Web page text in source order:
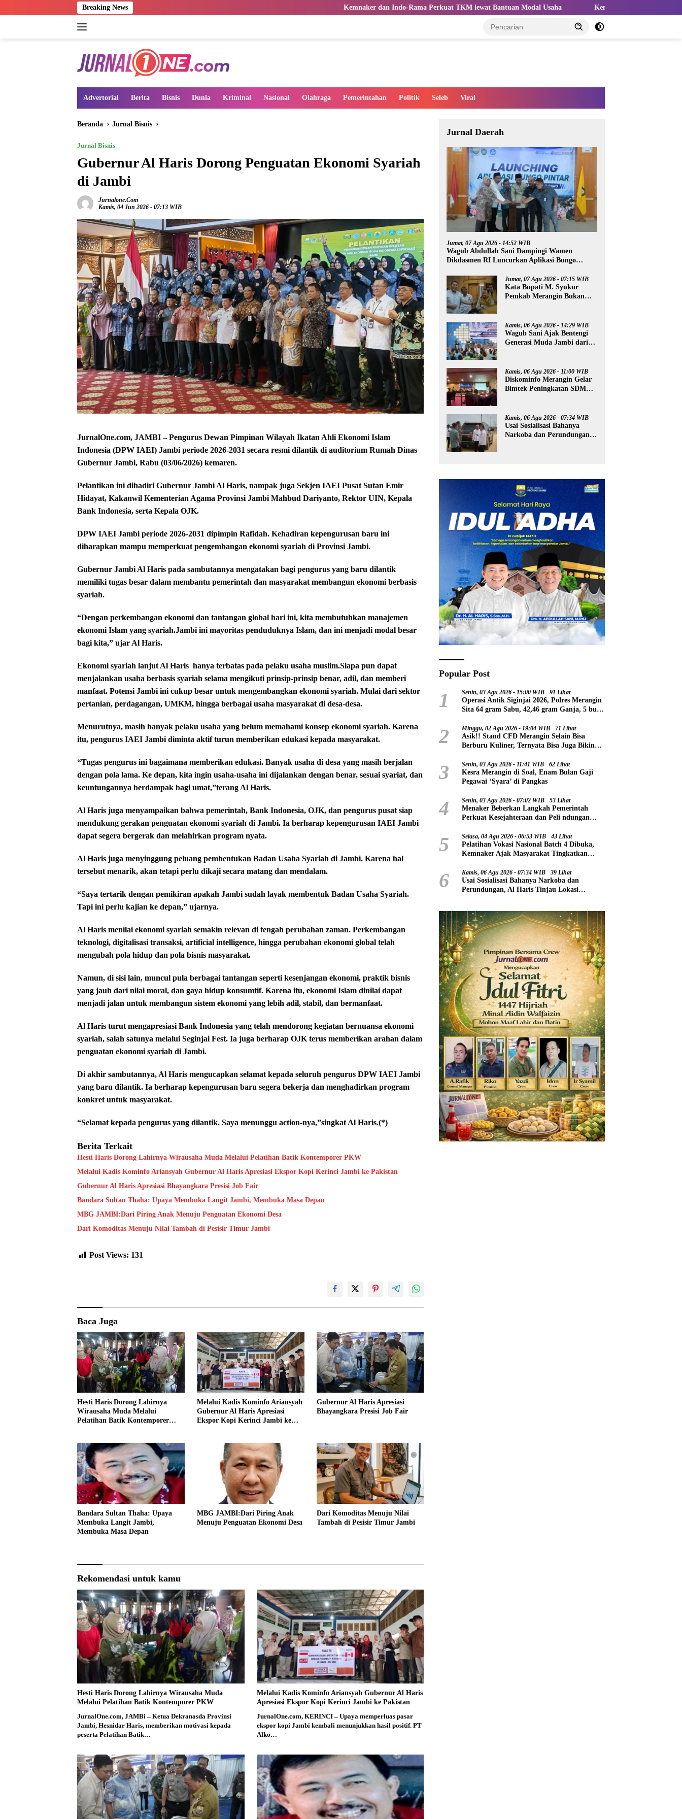
ke
Breaking News Kemnaker dan Indo-Rama Perkuat TKM lewat Bantuan Modal Usaha Kemnaker Sesuaikan Regulasi Ketenagakerjaan
Advertorial Berita Bisnis Dunia Kriminal Nasional Olahraga Pemerintahan Politik Seleb Viral
Beranda Jurnal Bisnis
Jurnal Bisnis
Gubernur Al Haris Dorong Penguatan Ekonomi Syariah
di Jambi
Jurnalone.com
Kamis, 04 Jun 2026 - 07:13 WIB
JurnalOne.com, JAMBI – Pengurus Dewan Pimpinan Wilayah Ikatan Ahli Ekonomi Islam
Indonesia (DPW IAEI) Jambi periode 2026-2031 secara resmi dilantik di auditorium Rumah Dinas
Gubernur Jambi, Rabu (03/06/2026) kemaren.
Pelantikan ini dihadiri Gubernur Jambi Al Haris, nampak juga Sekjen IAEI Pusat Sutan Emir
Hidayat, Kakanwil Kementerian Agama Provinsi Jambi Mahbud Dariyanto, Rektor UIN, Kepala
Bank Indonesia, serta Kepala OJK.
DPW IAEI Jambi periode 2026-2031 dipimpin Rafidah. Kehadiran kepengurusan baru ini
diharapkan mampu memperkuat pengembangan ekonomi syariah di Provinsi Jambi.
Gubernur Jambi Al Haris pada sambutannya mengatakan bagi pengurus yang baru dilantik
memiliki tugas besar dalam membantu pemerintah dan masyarakat membangun ekonomi berbasis
syariah.
“Dengan perkembangan ekonomi dan tantangan global hari ini, kita membutuhkan manajemen
ekonomi Islam yang syariah.Jambi ini mayoritas penduduknya Islam, dan ini menjadi modal besar
bagi kita,” ujar Al Haris.
Ekonomi syariah lanjut Al Haris hanya terbatas pada pelaku usaha muslim.Siapa pun dapat
menjalankan usaha berbasis syariah selama mengikuti prinsip-prinsip benar, adil, dan memberi
manfaat. Potensi Jambi ini cukup besar untuk mengembangkan ekonomi syariah. Mulai dari sektor
pertanian, perdagangan, UMKM, hingga berbagai usaha masyarakat di desa-desa.
Menurutnya, masih banyak pelaku usaha yang belum memahami konsep ekonomi syariah. Karena
itu, pengurus IAEI Jambi diminta aktif turun memberikan edukasi kepada masyarakat.
“Tugas pengurus ini bagaimana memberikan edukasi. Banyak usaha di desa yang masih berjalan
dengan pola lama. Ke depan, kita ingin usaha-usaha ini dijalankan dengan benar, sesuai syariat, dan
keuntungannya berdampak bagi umat,”terang Al Haris.
Al Haris juga menyampaikan bahwa pemerintah, Bank Indonesia, OJK, dan pengurus pusat siap
mendukung gerakan penguatan ekonomi syariah di Jambi. Ia berharap kepengurusan IAEI Jambi
dapat segera bergerak dan melahirkan program nyata.
Al Haris juga menyinggung peluang pembentukan Badan Usaha Syariah di Jambi. Karena hal
tersebut menarik, akan tetapi perlu dikaji secara matang dan mendalam.
“Saya tertarik dengan pemikiran apakah Jambi sudah layak membentuk Badan Usaha Syariah.
Tapi ini perlu kajian ke depan,” ujarnya.
Al Haris menilai ekonomi syariah semakin relevan di tengah perubahan zaman. Perkembangan
teknologi, digitalisasi transaksi, artificial intelligence, hingga perubahan ekonomi global telah
mengubah pola hidup dan pola bisnis masyarakat.
Namun, di sisi lain, muncul pula berbagai tantangan seperti kesenjangan ekonomi, praktik bisnis
yang jauh dari nilai moral, dan gaya hidup konsumtif. Karena itu, ekonomi Islam dinilai dapat
menjadi jalan untuk membangun sistem ekonomi yang lebih adil, stabil, dan bermanfaat.
Al Haris turut mengapresiasi Bank Indonesia yang telah mendorong kegiatan bernuansa ekonomi
syariah, salah satunya melalui Seginjai Fest. Ia juga berharap OJK terus memberikan arahan dalam
penguatan ekonomi syariah di Jambi.
Di akhir sambutannya, Al Haris mengucapkan selamat kepada seluruh pengurus DPW IAEI Jambi
yang baru dilantik. Ia berharap kepengurusan baru segera bekerja dan menghadirkan program
konkret untuk masyarakat.
“Selamat kepada pengurus yang dilantik. Saya menunggu action-nya,”singkat Al Haris.(*)
Berita Terkait
Hesti Haris Dorong Lahirnya Wirausaha Muda Melalui Pelatihan Batik Kontemporer PKW
Melalui Kadis Kominfo Ariansyah Gubernur Al Haris Apresiasi Ekspor Kopi Kerinci Jambi ke Pakistan
Gubernur Al Haris Apresiasi Bhayangkara Presisi Job Fair
Bandara Sultan Thaha: Upaya Membuka Langit Jambi, Membuka Masa Depan
MBG JAMBI:Dari Piring Anak Menuju Penguatan Ekonomi Desa
Dari Komoditas Menuju Nilai Tambah di Pesisir Timur Jambi
Post Views: 131
Baca Juga
Hesti Haris Dorong Lahirnya
Wirausaha Muda Melalui
Pelatihan Batik Kontemporer
Melalui Kadis Kominfo Ariansyah
Gubernur Al Haris Apresiasi
Ekspor Kopi Kerinci Jambi ke
Gubernur Al Haris Apresiasi
Bhayangkara Presisi Job Fair
Bandara Sultan Thaha: Upaya
Membuka Langit Jambi,
Membuka Masa Depan
MBG JAMBI:Dari Piring Anak
Menuju Penguatan Ekonomi Desa
Dari Komoditas Menuju Nilai
Tambah di Pesisir Timur Jambi
Rekomendasi untuk kamu
Hesti Haris Dorong Lahirnya Wirausaha Muda
Melalui Pelatihan Batik Kontemporer PKW
JurnalOne.com, JAMBi – Ketua Dekranasda Provinsi
Jambi, Hesnidar Haris, memberikan motivasi kepada
peserta Pelatihan Batik…
Melalui Kadis Kominfo Ariansyah Gubernur Al Haris
Apresiasi Ekspor Kopi Kerinci Jambi ke Pakistan
JurnalOne.com, KERINCI – Upaya memperluas pasar
ekspor kopi Jambi kembali menunjukkan hasil positif. PT
Alko…
Jurnal Daerah
Jumat, 07 Agu 2026 - 14:52 WIB
Wagub Abdullah Sani Dampingi Wamen
Dikdasmen RI Luncurkan Aplikasi Bungo
Jumat, 07 Agu 2026 - 07:15 WIB
Kata Bupati M. Syukur
Pemkab Merangin Bukan
Kamis, 06 Agu 2026 - 14:29 WIB
Wagub Sani Ajak Bentengi
Generasi Muda Jambi dari
Kamis, 06 Agu 2026 - 11:00 WIB
Diskominfo Merangin Gelar
Bimtek Peningkatan SDM
Kamis, 06 Agu 2026 - 07:34 WIB
Usai Sosialisasi Bahanya
Narkoba dan Perundungan,
Popular Post
1 Senin, 03 Agu 2026 - 15:00 WIB 91 Lihat
Operasi Antik Siginjai 2026, Polres Merangin
Sita 64 gram Sabu, 42,46 gram Ganja, 5 butir
2 Minggu, 02 Agu 2026 - 19:04 WIB 71 Lihat
Asik!! Stand CFD Merangin Selain Bisa
Berburu Kuliner, Ternyata Bisa Juga Bikin
3 Senin, 03 Agu 2026 - 11:41 WIB 62 Lihat
Kesra Merangin di Soal, Enam Bulan Gaji
Pegawai ‘Syara’ di Pangkas
4 Senin, 03 Agu 2026 - 07:02 WIB 53 Lihat
Menaker Beberkan Langkah Pemerintah
Perkuat Kesejahteraan dan Peli ndungan
5 Selasa, 04 Agu 2026 - 06:53 WIB 43 Lihat
Pelatihan Vokasi Nasional Batch 4 Dibuka,
Kemnaker Ajak Masyarakat Tingkatkan
6 Kamis, 06 Agu 2026 - 07:34 WIB 39 Lihat
Usai Sosialisasi Bahanya Narkoba dan
Perundungan, Al Haris Tinjau Lokasi